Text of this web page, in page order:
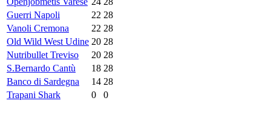
Guerri Napoli
22 28
Vanoli Cremona
22 28
Old Wild West Udine 20 28
Nutribullet Treviso
20 28
S.Bernardo Cantù
18 28
Banco di Sardegna
14 28
Trapani Shark
0 0